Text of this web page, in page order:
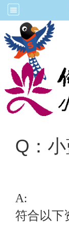
Q：
A:
符合以下